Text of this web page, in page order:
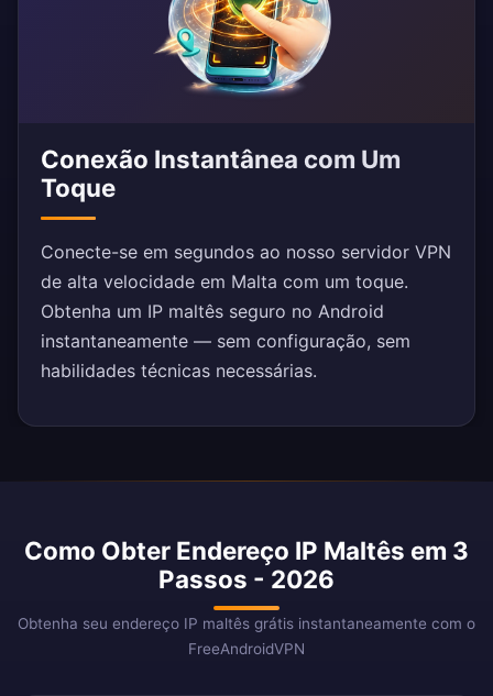
Conexão Instantânea com Um
Toque
Conecte-se em segundos ao nosso servidor VPN
de alta velocidade em Malta com um toque.
Obtenha um IP maltês seguro no Android
instantaneamente — sem configuração, sem
habilidades técnicas necessárias.
Como Obter Endereço IP Maltês em 3
Passos - 2026
Obtenha seu endereço IP maltês grátis instantaneamente com o
FreeAndroidVPN